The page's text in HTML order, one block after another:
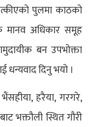
पुलमा काठको
मानव अधिकार समूह
बन उपभोक्ता
दिनु भयो ।
हरैया, गरगरे,
भक्तौली स्थित गौरी